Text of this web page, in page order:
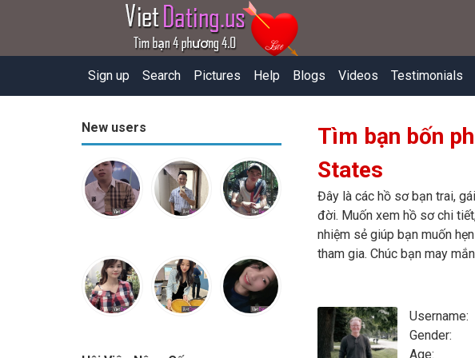
Sign up Search Pictures Help Blogs Videos Testimonials
New users
Tìm bạn bốn
States
Đây là các hồ sơ bạn trai,
đời. Muốn xem hồ sơ chi
nhiệm sẻ giúp bạn muốn
tham gia. Chúc bạn may
Username:
Gender:
Age: